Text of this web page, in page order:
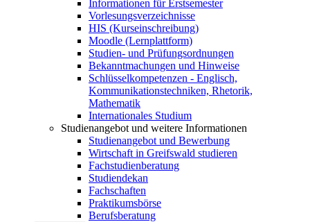
Informationen für Erstsemester
Vorlesungsverzeichnisse
HIS (Kurseinschreibung)
Moodle (Lernplattform)
Studien- und Prüfungsordnungen
Bekanntmachungen und Hinweise
Schlüsselkompetenzen - Englisch,
Kommunikationstechniken, Rhetorik,
Mathematik
Internationales Studium
Studienangebot und weitere Informationen
Studienangebot und Bewerbung
Wirtschaft in Greifswald studieren
Fachstudienberatung
Studiendekan
Fachschaften
Praktikumsbörse
Berufsberatung